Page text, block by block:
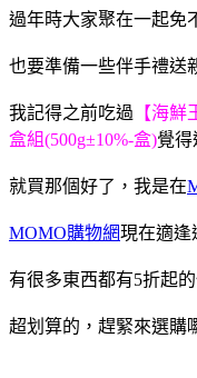
過年時大家聚在一起免
也要準備一些伴手禮送
我記得之前吃過 【海
盒組(500g±10%-盒)覺得
就買那個好了，我是在
MOMO購物網現在適逢
有很多東西都有5折起
超划算的，趕緊來選購